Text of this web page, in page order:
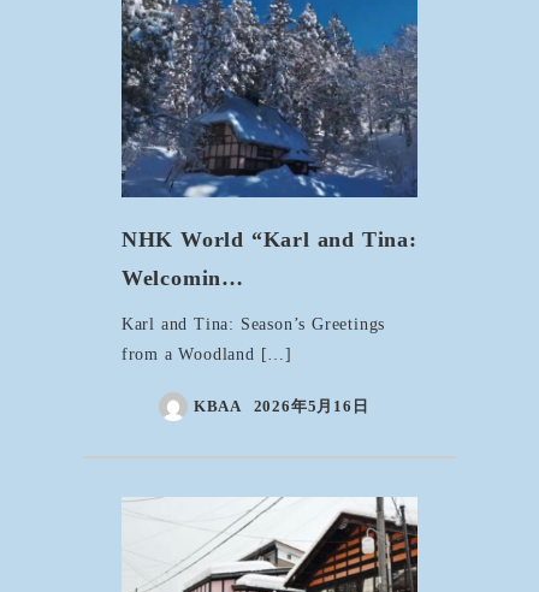
NHK World “Karl and Tina:
Welcomin…
Karl and Tina: Season’s Greetings
from a Woodland […]
KBAA 2026年5月16日